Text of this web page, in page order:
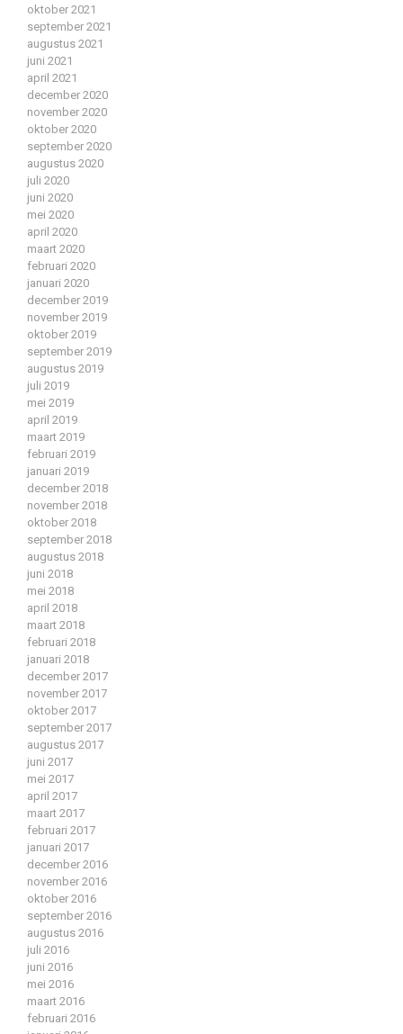
oktober 2021
september 2021
augustus 2021
juni 2021
april 2021
december 2020
november 2020
oktober 2020
september 2020
augustus 2020
juli 2020
juni 2020
mei 2020
april 2020
maart 2020
februari 2020
januari 2020
december 2019
november 2019
oktober 2019
september 2019
augustus 2019
juli 2019
mei 2019
april 2019
maart 2019
februari 2019
januari 2019
december 2018
november 2018
oktober 2018
september 2018
augustus 2018
juni 2018
mei 2018
april 2018
maart 2018
februari 2018
januari 2018
december 2017
november 2017
oktober 2017
september 2017
augustus 2017
juni 2017
mei 2017
april 2017
maart 2017
februari 2017
januari 2017
december 2016
november 2016
oktober 2016
september 2016
augustus 2016
juli 2016
juni 2016
mei 2016
maart 2016
februari 2016